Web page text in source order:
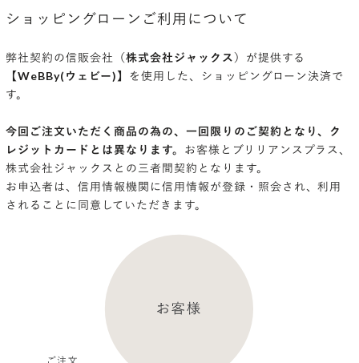
ショッピングローンご利用について
弊社契約の信販会社（株式会社ジャックス）が提供する
【WeBBy(ウェビー)】
を使用した、ショッピングローン決済で
す。
今回ご注文いただく商品の為の、一回限りのご契約となり、ク
レジットカードとは異なります。 お客様とブリリアンスプラス、
株式会社ジャックスとの三者間契約となります。
お申込者は、信用情報機関に信用情報が登録・照会され、利用
されることに同意していただきます。